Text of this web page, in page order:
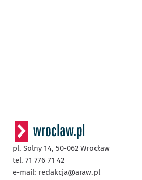
pl. Solny 14, 50-062 Wrocław
tel. 71 776 71 42
e-mail: redakcja@araw.pl